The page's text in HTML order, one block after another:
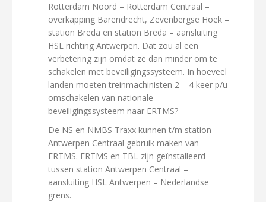
Rotterdam Noord – Rotterdam Centraal –
overkapping Barendrecht, Zevenbergse Hoek –
station Breda en station Breda – aansluiting
HSL richting Antwerpen. Dat zou al een
verbetering zijn omdat ze dan minder om te
schakelen met beveiligingssysteem. In hoeveel
landen moeten treinmachinisten 2 – 4 keer p/u
omschakelen van nationale
beveiligingssysteem naar ERTMS?
De NS en NMBS Traxx kunnen t/m station
Antwerpen Centraal gebruik maken van
ERTMS. ERTMS en TBL zijn geïnstalleerd
tussen station Antwerpen Centraal –
aansluiting HSL Antwerpen – Nederlandse
grens.